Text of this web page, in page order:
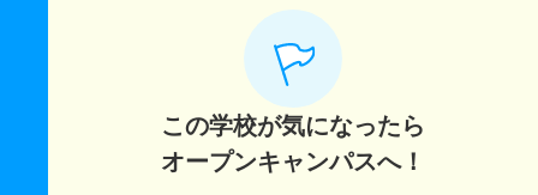
この学校が気になったら
オープンキャンパスへ！